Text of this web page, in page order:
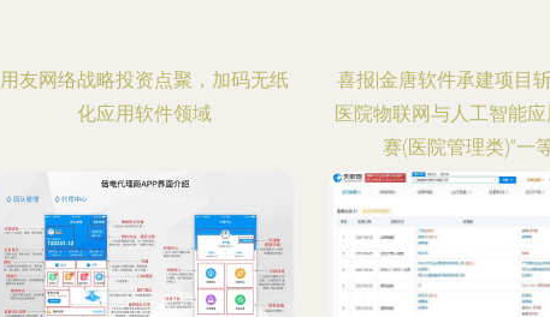
用友网络战略投资点聚，加码无纸
化应用软件领域
喜报|金唐软件承建项目
医院物联网与人工智能
赛(医院管理类)”一